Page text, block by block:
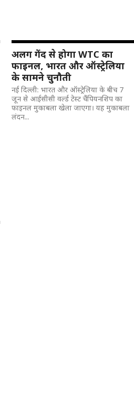
अलग गेंद से होगा WTC का
फाइनल, भारत और ऑस्ट्रेलिया
के सामने चुनौती
नई दिल्ली: भारत और ऑस्ट्रेलिया के बीच 7
जून से आईसीसी वर्ल्ड टेस्ट चैंपियनशिप का
फाइनल मुकाबला खेला जाएगा। यह मुकाबला
लंदन...